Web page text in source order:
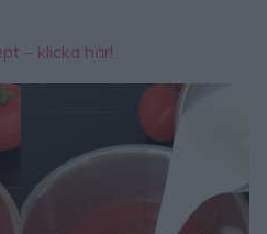
– klicka här!